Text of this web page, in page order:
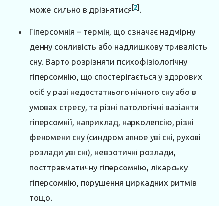
може сильно відрізнятися [2] .
Гіперсомнія – термін, що означає надмірну
денну сонливість або надлишкову тривалість
сну. Варто розрізняти психофізіологічну
гіперсомнію, що спостерігається у здорових
осіб у разі недостатнього нічного сну або в
умовах стресу, та різні патологічні варіанти
гіперсомнії, наприклад, нарколепсію, різні
феномени сну (синдром апное уві сні, рухові
розлади уві сні), невротичні розлади,
посттравматичну гіперсомнію, лікарську
гіперсомнію, порушення циркадних ритмів
тощо.